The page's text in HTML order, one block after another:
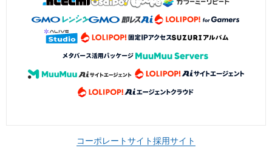
コーポレートサイト採用サイト